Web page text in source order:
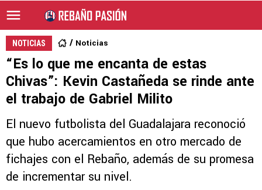
NOTICIAS Noticias
“Es lo que me encanta de estas
Chivas”: Kevin Castañeda se rinde ante
el trabajo de Gabriel Milito
El nuevo futbolista del Guadalajara reconoció
que hubo acercamientos en otro mercado de
fichajes con el Rebaño, además de su promesa
de incrementar su nivel.